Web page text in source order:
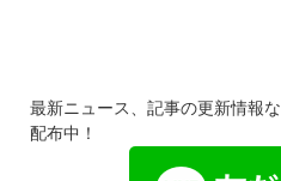
最新ニュース、記事の更新情報
配布中！